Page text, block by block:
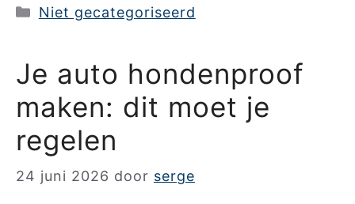
Categorieën
Niet gecategoriseerd
Je auto hondenproof
maken: dit moet je
regelen
24 juni 2026 door serge